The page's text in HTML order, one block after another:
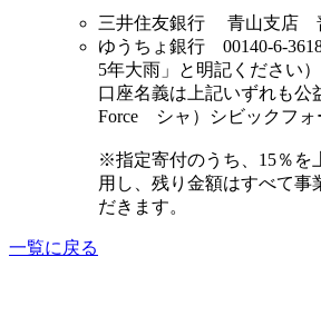
三井住友銀行 青山支店
ゆうちょ銀行 00140-6-
5年大雨」と明記ください）
口座名義は上記いずれも公
Force シャ）シビックフォ
※指定寄付のうち、15％を
用し、残り金額はすべて事
だきます。
一覧に戻る